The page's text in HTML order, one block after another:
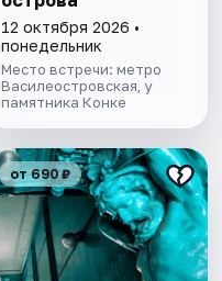
12 октября 2026 •
понедельник
Место встречи: метро
Василеостровская, у
памятника Конке
от 690 ₽